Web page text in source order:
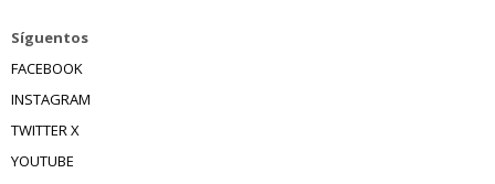
Síguentos
FACEBOOK
INSTAGRAM
TWITTER X
YOUTUBE